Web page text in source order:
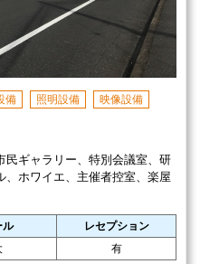
備 照明設備
映像設備
民ギャラリー、特別会議室、研
ホワイエ、主催者控室、楽屋
ル
レセプション
有